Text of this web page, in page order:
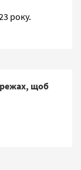
року.
щоб